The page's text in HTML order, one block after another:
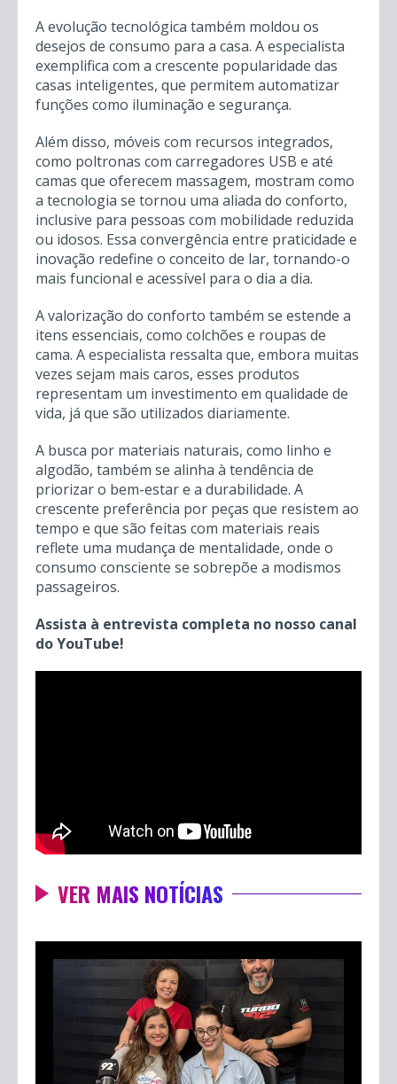
A evolução tecnológica também moldou os
desejos de consumo para a casa. A especialista
exemplifica com a crescente popularidade das
casas inteligentes, que permitem automatizar
funções como iluminação e segurança.
Além disso, móveis com recursos integrados,
como poltronas com carregadores USB e até
camas que oferecem massagem, mostram como
a tecnologia se tornou uma aliada do conforto,
inclusive para pessoas com mobilidade reduzida
ou idosos. Essa convergência entre praticidade e
inovação redefine o conceito de lar, tornando-o
mais funcional e acessível para o dia a dia.
A valorização do conforto também se estende a
itens essenciais, como colchões e roupas de
cama. A especialista ressalta que, embora muitas
vezes sejam mais caros, esses produtos
representam um investimento em qualidade de
vida, já que são utilizados diariamente.
A busca por materiais naturais, como linho e
algodão, também se alinha à tendência de
priorizar o bem-estar e a durabilidade. A
crescente preferência por peças que resistem ao
tempo e que são feitas com materiais reais
reflete uma mudança de mentalidade, onde o
consumo consciente se sobrepõe a modismos
passageiros.
Assista à entrevista completa no nosso canal
do YouTube!
VER MAIS NOTÍCIAS